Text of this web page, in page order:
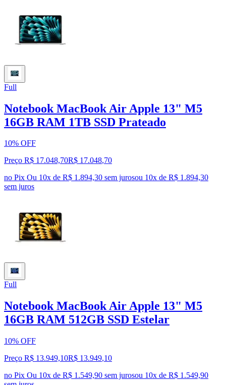
Full
Notebook MacBook Air Apple 13" M5
16GB RAM 1TB SSD Prateado
10% OFF
Preço R$ 17.048,70R$ 17.048,70
no Pix Ou 10x de R$ 1.894,30 sem jurosou 10x de R$ 1.894,30
sem juros
Full
Notebook MacBook Air Apple 13" M5
16GB RAM 512GB SSD Estelar
10% OFF
Preço R$ 13.949,10R$ 13.949,10
no Pix Ou 10x de R$ 1.549,90 sem jurosou 10x de R$ 1.549,90